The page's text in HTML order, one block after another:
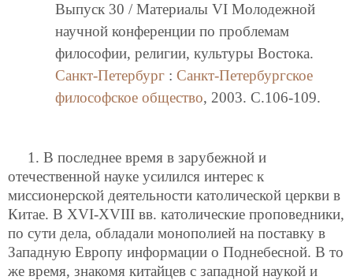
Выпуск 30 / Материалы VI Молодежной
научной конференции по проблемам
философии, религии, культуры Востока.
Санкт-Петербург : Санкт-Петербургское
философское общество, 2003. C.106-109.
1. В последнее время в зарубежной и
отечественной науке усилился интерес к
миссионерской деятельности католической церкви в
Китае. В XVI-XVIII вв. католические проповедники,
по сути дела, обладали монополией на поставку в
Западную Европу информации о Поднебесной. В то
же время, знакомя китайцев с западной наукой и